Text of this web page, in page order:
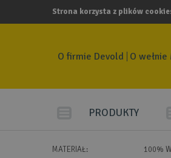
Strona korzysta z plików
O firmie Devold O
PRODUKTY
MATERIAŁ:
100%